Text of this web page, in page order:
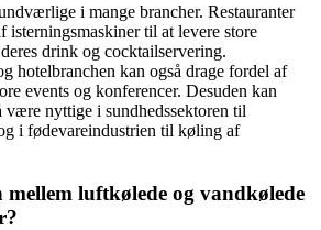
i mange brancher. Restauranter
isterningsmaskiner til at levere store
drink og cocktailservering.
hotelbranchen kan også drage fordel af
events og konferencer. Desuden kan
være nyttige i sundhedssektoren til
i fødevareindustrien til køling af
luftkølede og vandkølede